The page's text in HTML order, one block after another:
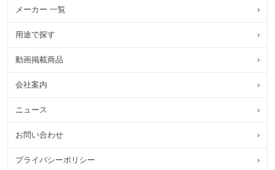
メーカー 一覧 ›
用途で探す ›
動画掲載商品 ›
会社案内 ›
ニュース ›
お問い合わせ ›
プライバシーポリシー ›